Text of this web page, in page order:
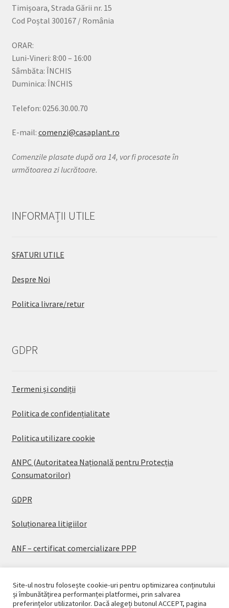
Timișoara, Strada Gării nr. 15
Cod Poștal 300167 / România
ORAR:
Luni-Vineri: 8:00 – 16:00
Sâmbăta: ÎNCHIS
Duminica: ÎNCHIS
Telefon: 0256.30.00.70
E-mail: comenzi@casaplant.ro
Comenzile plasate după ora 14, vor fi procesate în
următoarea zi lucrătoare.
INFORMAȚII UTILE
SFATURI UTILE
Despre Noi
Politica livrare/retur
GDPR
Termeni și condiții
Politica de confidențialitate
Politica utilizare cookie
ANPC (Autoritatea Națională pentru Protecția
Consumatorilor)
GDPR
Soluționarea litigiilor
ANF – certificat comercializare PPP
Site-ul nostru folosește cookie-uri pentru optimizarea conținutului
și îmbunătățirea performanței platformei, prin salvarea
preferințelor utilizatorilor. Dacă alegeți butonul ACCEPT, pagina